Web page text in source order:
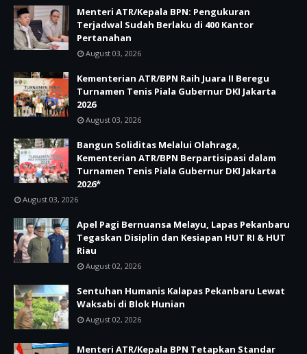
Menteri ATR/Kepala BPN: Pengukuran
Terjadwal Sudah Berlaku di 400 Kantor
Pertanahan
August 03, 2026
Kementerian ATR/BPN Raih Juara II Beregu
Turnamen Tenis Piala Gubernur DKI Jakarta
2026
August 03, 2026
Bangun Soliditas Melalui Olahraga,
Kementerian ATR/BPN Berpartisipasi dalam
Turnamen Tenis Piala Gubernur DKI Jakarta
2026*
August 03, 2026
Apel Pagi Bernuansa Melayu, Lapas Pekanbaru
Tegaskan Disiplin dan Kesiapan HUT RI & HUT
Riau
August 02, 2026
Sentuhan Humanis Kalapas Pekanbaru Lewat
Waksabi di Blok Hunian
August 02, 2026
Menteri ATR/Kepala BPN Tetapkan Standar